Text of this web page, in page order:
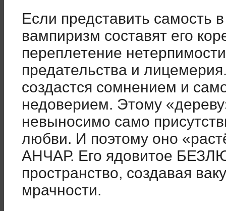
Если представить самость
вампиризм составят его
переплетение
предательства и
создастся сомнением и
недоверием. Этому
невыносимо само
любви. И поэтому оно
АНЧАР. Его ядовитое
пространство, создавая
мрачности.